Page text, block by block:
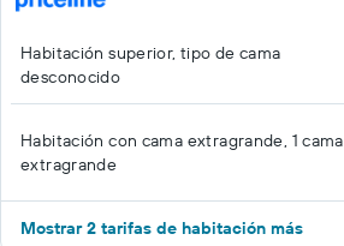
Habitación superior, tipo de cama
desconocido
Habitación con cama extragrande, 1 cama
extragrande
Mostrar 2 tarifas de habitación más